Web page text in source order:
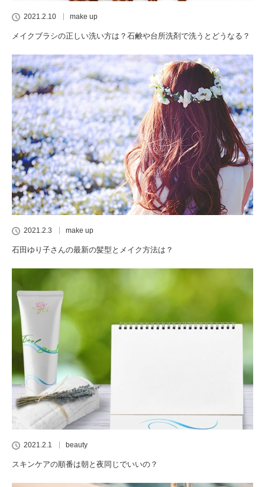
2021.2.10 make up
メイクブラシの正しい洗い方は？石鹸や台所洗剤で洗うとどうなる？
2021.2.3 make up
石田ゆり子さんの最新の髪型とメイク方法は？
2021.2.1 beauty
スキンケアの順番は朝と夜同じでいいの？